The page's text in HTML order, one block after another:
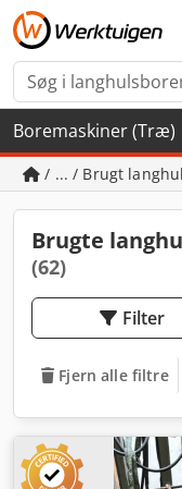
Boremaskiner (Træ)
/ ... / Brugt
Brugte
(62)
Filter
Fjern alle filtre